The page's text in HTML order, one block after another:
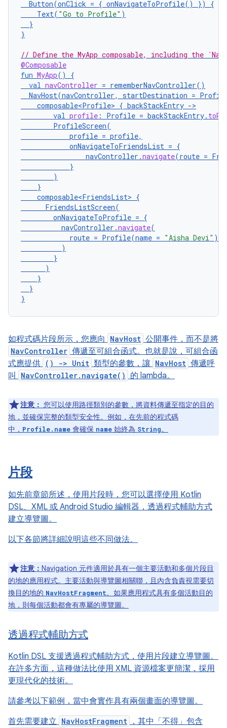
Button(onClick = { onNavigateToProfile() })
{
Text( "Go to Profile" )
}
}
// Define the MyApp composable, including the
@Composable
fun MyApp()
{
val navController = rememberNavController()
NavHost(navController, startDestination =
composable<Profile> { backStackEntry -
val profile : Profile = backStackEntry.
ProfileScreen(
profile = profile,
onNavigateToFriendsList = {
navController .navigate(route =
}
)
}
composable<FriendsList> {
FriendsListScreen(
onNavigateToProfile = {
navController .navigate(
route = Profile(name = "Aisha Devi" )
)
}
)
}
}
}
如程式碼片段所示，您應向 NavHost 公開事件，而不是將
NavController 傳遞至可組合函式。也就是說，可組合函
式應提供 () -> Unit 類型的參數，讓 NavHost 傳遞呼
叫
NavController.navigate() 的 lambda。
注意： 您可以使用路徑類別的參數，將資料傳遞至指定的目的
地，並確保完整的類型安全性。例如，在先前的程式碼
中， Profile.name 會確保 name 始終為 String。
片段
如先前章節所述，使用片段時，您可以選擇使用 Kotlin
DSL、XML 或 Android Studio 編輯器，透過程式輔助方式
建立導覽圖。
以下各節將詳細說明這些不同做法。
注意： Navigation 元件適用於具有一個主要活動和多個片段目
的地的應用程式。主要活動與導覽圖相關聯，且內含負責視需要切
換目的地的 NavHostFragment。如果應用程式具有多個活動目的
地，則每個活動都會有專屬的導覽圖。
透過程式輔助方式
Kotlin DSL 支援透過程式輔助方式，使用片段建立導覽圖。
在許多方面，這種做法比使用 XML 資源檔案更簡潔，採用
更現代化的技術。
請參考以下範例，當中會實作具有兩個畫面的導覽圖。
首先需要建立 NavHostFragment ，其中「不得」 包含